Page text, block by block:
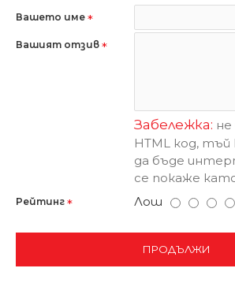
Вашето име
Вашият отзив
Забележка:
HTML код,
да бъде
се покаже
Рейтинг Лош
ПРОДЪЛЖИ